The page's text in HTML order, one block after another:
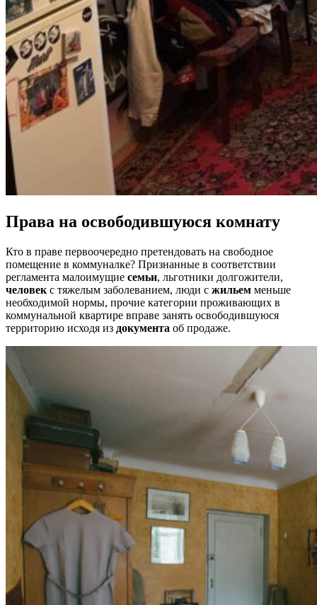
Права на освободившуюся комнату
Кто в праве первоочередно претендовать на свободное
помещение в коммуналке? Признанные в соответствии
регламента малоимущие семьи, льготники долгожители,
человек с тяжелым заболеванием, люди с жильем меньше
необходимой нормы, прочие категории проживающих в
коммунальной квартире вправе занять освободившуюся
территорию исходя из документа об продаже.